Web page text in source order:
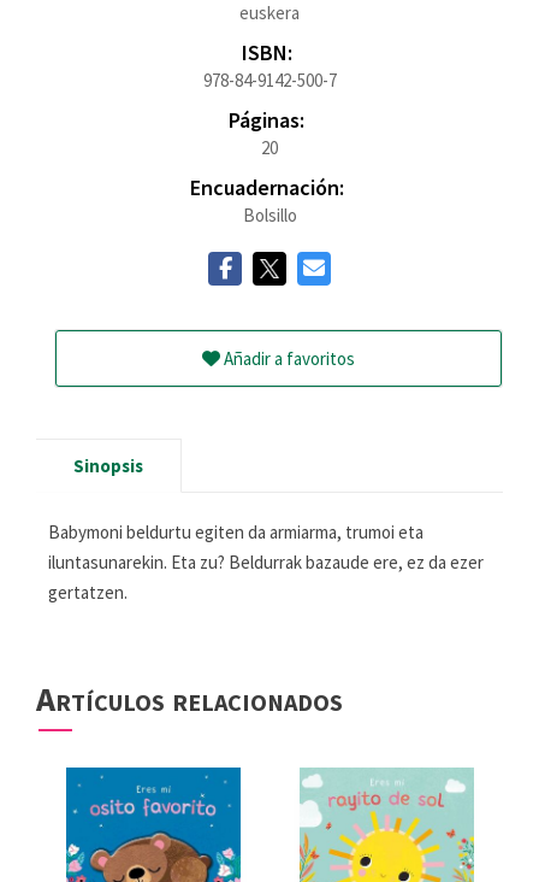
euskera
ISBN:
978-84-9142-500-7
Páginas:
20
Encuadernación:
Bolsillo
Añadir a favoritos
Sinopsis
Babymoni beldurtu egiten da armiarma, trumoi eta
iluntasunarekin. Eta zu? Beldurrak bazaude ere, ez da ezer
gertatzen.
Artículos relacionados